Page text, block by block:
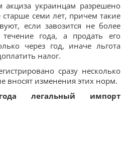
украинцам разрешено
семи лет, причем такие
если завозится не более
года, а продать его
через год, иначе льгота
налог.
сразу несколько
вносят изменения этих норм.
легальный импорт